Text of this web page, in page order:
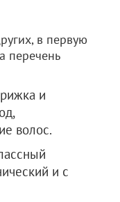
в первую
перечень
и
волос.
и с